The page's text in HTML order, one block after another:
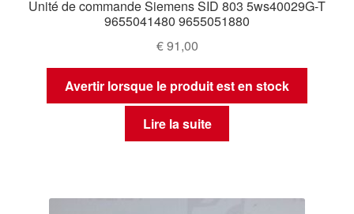
Unité de commande Siemens SID 803 5ws40029G-T
9655041480 9655051880
€91,00
Avertir lorsque le produit est en stock
Lire la suite